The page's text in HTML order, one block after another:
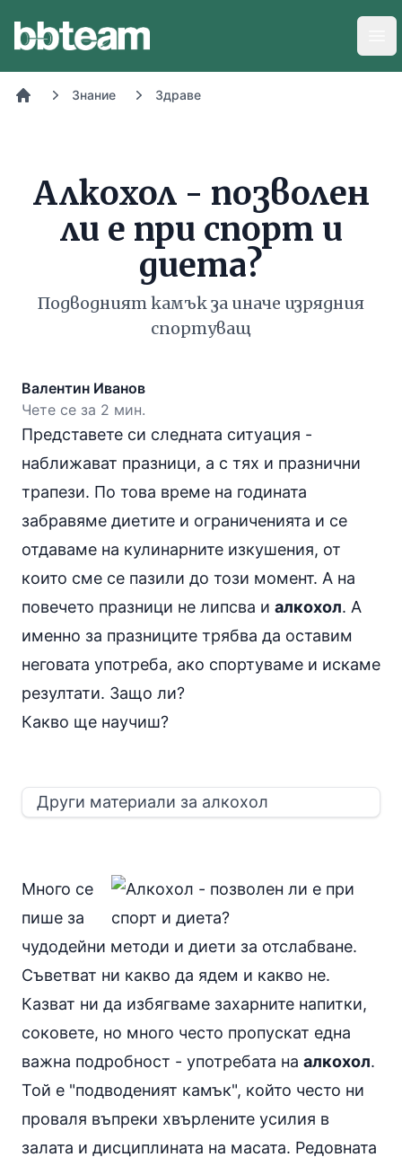
Знание Здраве
Алкохол - позволен
ли е при спорт и
диета?
Подводният камък за иначе изрядния
спортуващ
Валентин Иванов
Чете се за 2 мин.
Представете си следната ситуация -
наближават празници, а с тях и празнични
трапези. По това време на годината
забравяме диетите и ограниченията и се
отдаваме на кулинарните изкушения, от
които сме се пазили до този момент. А на
повечето празници не липсва и алкохол. А
именно за празниците трябва да оставим
неговата употреба, ако спортуваме и искаме
резултати. Защо ли?
Какво ще научиш?
Други материали за алкохол
Много се
пише за
чудодейни методи и диети за отслабване.
Съветват ни какво да ядем и какво не.
Казват ни да избягваме захарните напитки,
соковете, но много често пропускат една
важна подробност - употребата на алкохол.
Той е "подводеният камък", който често ни
проваля въпреки хвърлените усилия в
залата и дисциплината на масата. Редовната